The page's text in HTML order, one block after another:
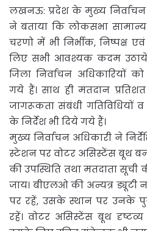
लखनऊ: प्रदेश के मुख्य निर्वाचन
ने बताया कि लोकसभा सामान्य
चरणो में भी निर्भीक, निष्पक्ष
लिए सभी आवश्यक कदम
जिला निर्वाचन अधिकारियों
गये हैं। साथ ही मतदान
जागरूकता संबंधी गतिविधियों
के निर्देश भी दिये गये हैं।
मुख्य निर्वाचन अधिकारी ने
स्टेशन पर वोटर असिस्टेंस बूथ
की उपस्थिति तथा मतदाता सूची
जाय। बीएलओ की अन्यत्र ड्यूटी
पर रहें, उसके स्थान पर उनके
रहें। वोटर असिस्टेंस बूथ